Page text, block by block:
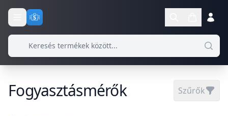
Fogyasztásmérők Szűrők